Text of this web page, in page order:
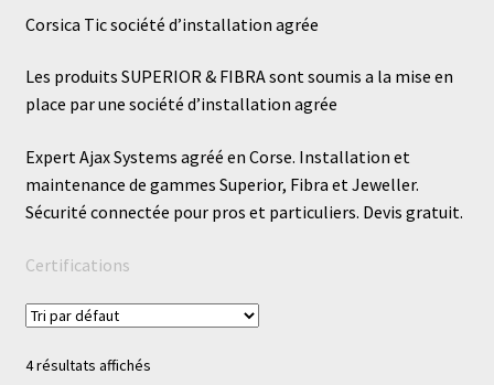
Panier
Live
Corsica Tic société d’installation agrée
Les produits SUPERIOR & FIBRA sont soumis a la mise en
place par une société d’installation agrée
Expert Ajax Systems agréé en Corse. Installation et
maintenance de gammes Superior, Fibra et Jeweller.
Sécurité connectée pour pros et particuliers. Devis gratuit.
Certifications
4 résultats affichés